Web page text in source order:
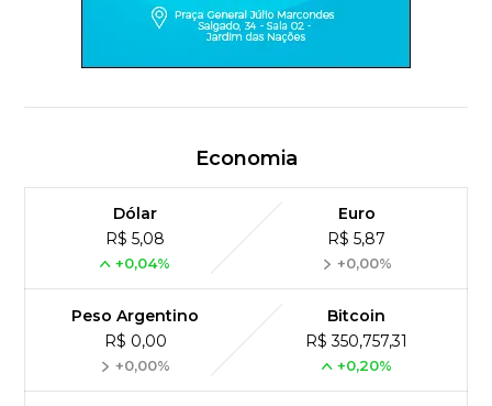
Economia
Dólar
R$ 5,08
+0,04%
Euro
R$ 5,87
+0,00%
Peso Argentino
R$ 0,00
+0,00%
Bitcoin
R$ 350,757,31
+0,20%